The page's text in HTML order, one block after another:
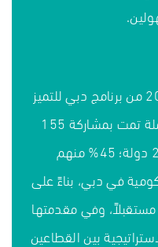
وتم تكريم الفائزين في دورة 2024 من برنامج دبي للتميز
الحكومي عقب عملية تقييم شاملة تمت بمشاركة 155
مقيّماً وخبيراً محلياً وعالمياً من 20 دولة؛ 45% منهم
أداء 30 جهة حكومية في دبي، بناءً على
وفي مقدمتها
بين القطاعين